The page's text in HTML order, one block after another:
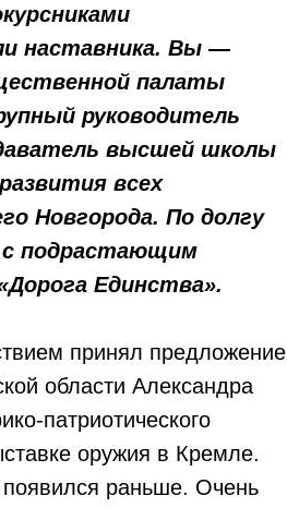
наставника. Вы —
палаты
руководитель
высшей школы
всех
Новгорода. По долгу
с подрастающим
Единства».
принял предложение
области Александра
патриотического
оружия в Кремле.
появился раньше. Очень